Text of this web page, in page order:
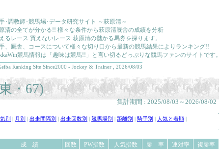
･調教師･競馬場･データ研究サイト ～萩原清～
清の全てが分かる!! 様々な条件から萩原清厩舎の成績を分析
るレース 買えないレース 萩原清の儲かる馬券を探ります。
、厩舎、コースについて様々な切り口から最新の競馬結果によりランキング!!
競馬情報は「趣味は競馬!!」と言い切るどっぷりな競馬ファンのサイトです。
Ranking Site Since2000 - Jockey & Trainer , 2026/08/03
・67)
集計期間 : 2025/08/03～2026/08/02
.
別 月別 出走間隔別 出走回数別 競馬場別 距離別 騎手別 人気と着順
.
成 績 回数 PW指数 人気指数 勝 率 連対率
複勝率